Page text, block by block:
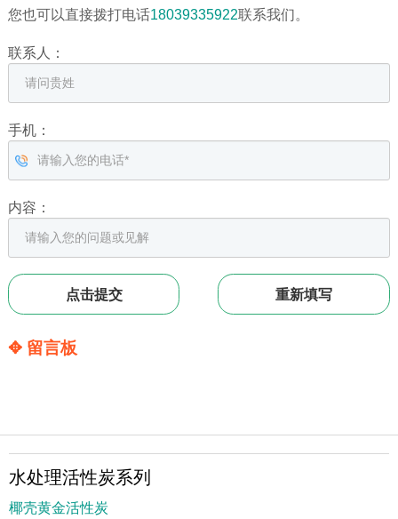
您也可以直接拨打电话18039335922联系我们。
联系人：
手机：
内容：
✥ 留言板
水处理活性炭系列
椰壳黄金活性炭